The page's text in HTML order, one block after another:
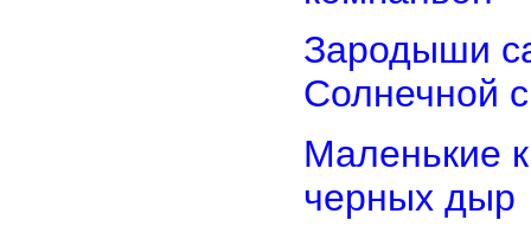
Зародыши
Солнечной
Маленькие
черных дыр